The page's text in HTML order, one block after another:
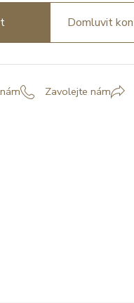
Domluvit
Zavolejte nám